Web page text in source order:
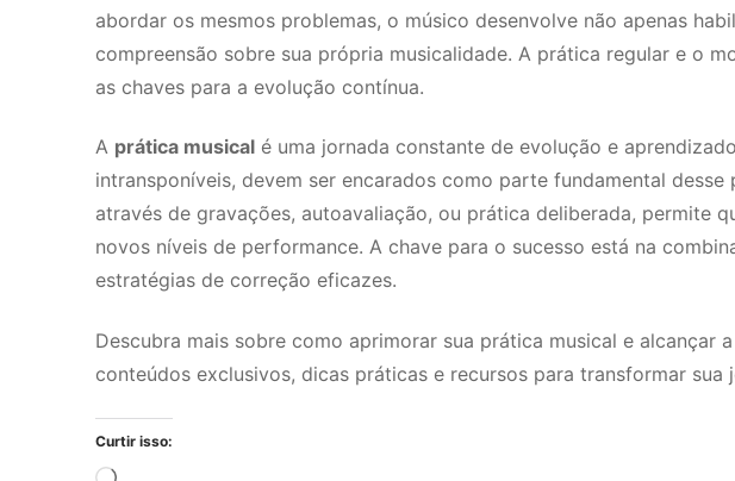
abordar os mesmos problemas, o músico desenvolve não apenas
compreensão sobre sua própria musicalidade. A prática regular e o
as chaves para a evolução contínua.
A prática musical é uma jornada constante de evolução e
intransponíveis, devem ser encarados como parte fundamental
através de gravações, autoavaliação, ou prática deliberada, permite
novos níveis de performance. A chave para o sucesso está na
estratégias de correção eficazes.
Descubra mais sobre como aprimorar sua prática musical e alcançar
conteúdos exclusivos, dicas práticas e recursos para transformar sua
Curtir isso: